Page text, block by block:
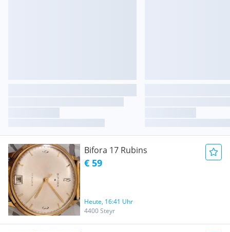
Bifora 17 Rubins
€ 59
Heute, 16:41 Uhr
4400 Steyr